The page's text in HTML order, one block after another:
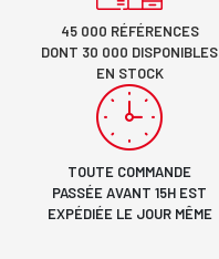
45 000 RÉFÉRENCES
DONT 30 000 DISPONIBLES
EN STOCK
TOUTE COMMANDE
PASSÉE AVANT 15H EST
EXPÉDIÉE LE JOUR MÊME